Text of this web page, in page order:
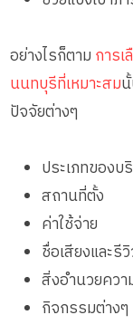
อย่างไรก็ตาม การ
นนทบุรีที่เหมาะสม
ปัจจัยต่างๆ
ประเภทของบ
สถานที่ตั้ง
ค่าใช้จ่าย
ชื่อเสียงและรี
สิ่งอำนวยควา
กิจกรรมต่างๆ